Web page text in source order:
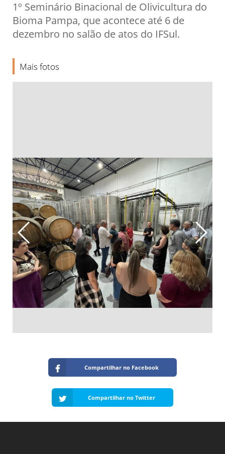
1º Seminário Binacional de Olivicultura do
Bioma Pampa, que acontece até 6 de
dezembro no salão de atos do IFSul.
Mais fotos
Compartilhar no Facebook
Compartilhar no Twitter